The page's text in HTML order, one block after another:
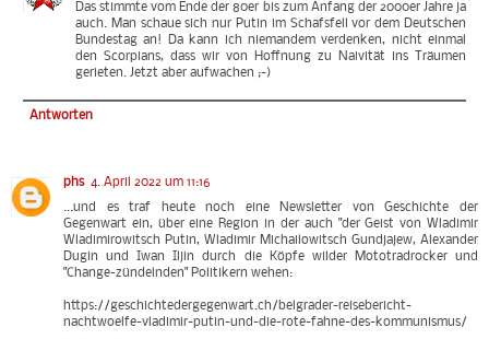
Das stimmte vom Ende der 80er bis zum Anfang der 2000er Jahre ja
auch. Man schaue sich nur Putin im Schafsfell vor dem Deutschen
Bundestag an! Da kann ich niemandem verdenken, nicht einmal
den Scorpians, dass wir von Hoffnung zu Naivität ins Träumen
gerieten. Jetzt aber aufwachen ;-)
Antworten
phs 4. April 2022 um 11:16
...und es traf heute noch eine Newsletter von Geschichte der
Gegenwart ein, über eine Region in der auch "der Geist von Wladimir
Wladimirowitsch Putin, Wladimir Michailowitsch Gundjajew, Alexander
Dugin und Iwan Iljin durch die Köpfe wilder Mototradrocker und
"Change-zündelnden" Politikern wehen:
https://geschichtedergegenwart.ch/belgrader-reisebericht-
nachtwoelfe-vladimir-putin-und-die-rote-fahne-des-kommunismus/